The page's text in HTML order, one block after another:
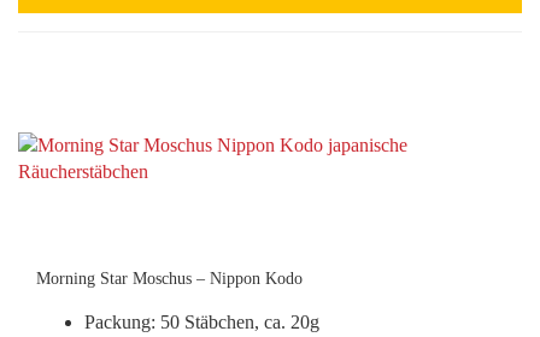
Morning Star Moschus – Nippon Kodo
Packung: 50 Stäbchen, ca. 20g